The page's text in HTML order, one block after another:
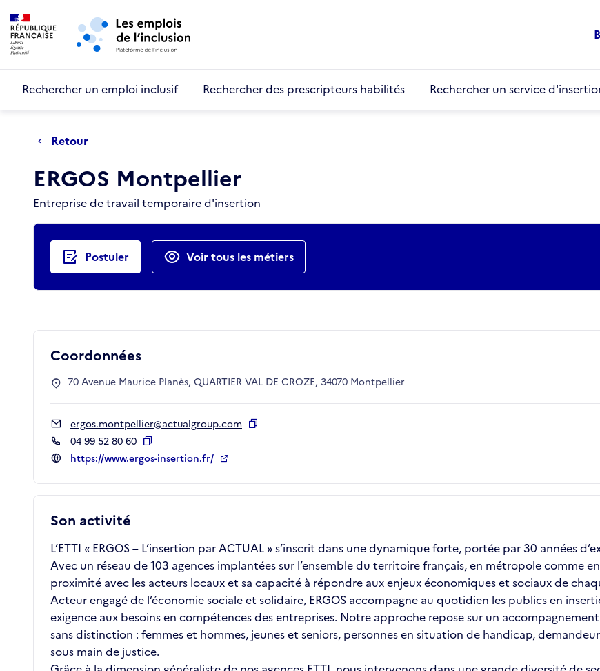
Aller au menu principal
Rechercher un emploi inclusif Rechercher des prescripteurs habilités Rechercher un service
Retour
ERGOS Montpellier
Entreprise de travail temporaire d'insertion
Actions rapides
Postuler Voir tous les métiers
Son activité
L’ETTI « ERGOS – L’insertion par ACTUAL » s’inscrit dans une dynamique forte, portée par 30 années
Avec un réseau de 103 agences implantées sur l’ensemble du territoire français, en métropole comme
proximité avec les acteurs locaux et sa capacité à répondre aux enjeux économiques et sociaux de
Acteur engagé de l’économie sociale et solidaire, ERGOS accompagne au quotidien les publics en
exigence aux besoins en compétences des entreprises. Notre approche repose sur un
sans distinction : femmes et hommes, jeunes et seniors, personnes en situation de handicap,
sous main de justice.
Coordonnées
70 Avenue Maurice Planès, QUARTIER VAL DE CROZE, 34070 Montpellier
ergos.montpellier@actualgroup.com
04 99 52 80 60
Copier
https://www.ergos-insertion.fr/